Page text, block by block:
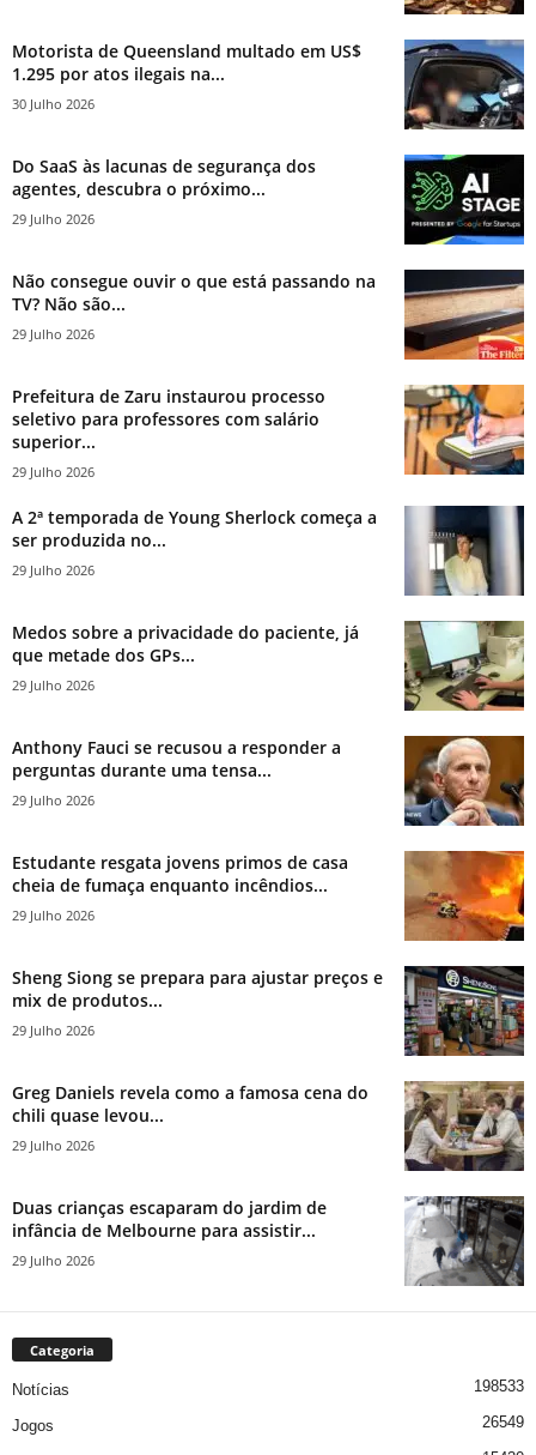
Motorista de Queensland multado em US$
1.295 por atos ilegais na...
30 Julho 2026
Do SaaS às lacunas de segurança dos
agentes, descubra o próximo...
29 Julho 2026
Não consegue ouvir o que está passando na
TV? Não são...
29 Julho 2026
Prefeitura de Zaru instaurou processo
seletivo para professores com salário
superior...
29 Julho 2026
A 2ª temporada de Young Sherlock começa a
ser produzida no...
29 Julho 2026
Medos sobre a privacidade do paciente, já
que metade dos GPs...
29 Julho 2026
Anthony Fauci se recusou a responder a
perguntas durante uma tensa...
29 Julho 2026
Estudante resgata jovens primos de casa
cheia de fumaça enquanto incêndios...
29 Julho 2026
Sheng Siong se prepara para ajustar preços e
mix de produtos...
29 Julho 2026
Greg Daniels revela como a famosa cena do
chili quase levou...
29 Julho 2026
Duas crianças escaparam do jardim de
infância de Melbourne para assistir...
29 Julho 2026
Categoria
Notícias 198533
Jogos 26549